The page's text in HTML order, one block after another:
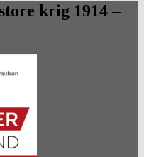
krig 1914 –